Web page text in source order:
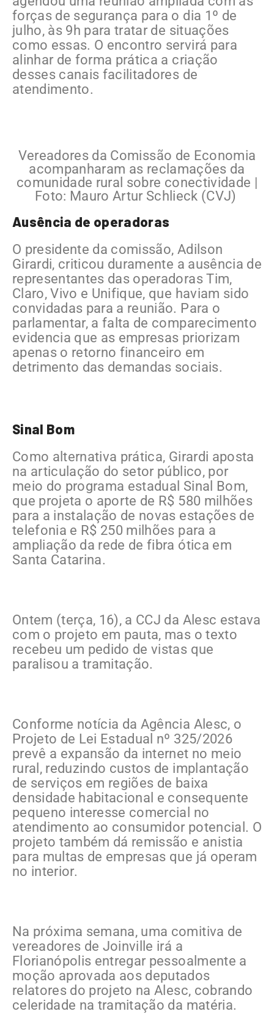
forças de segurança para o dia 1º de
julho, às 9h para tratar de situações
como essas. O encontro servirá para
alinhar de forma prática a criação
desses canais facilitadores de
atendimento.
Vereadores da Comissão de Economia
acompanharam as reclamações da
comunidade rural sobre conectividade |
Foto: Mauro Artur Schlieck (CVJ)
Ausência de operadoras
O presidente da comissão, Adilson
Girardi, criticou duramente a ausência de
representantes das operadoras Tim,
Claro, Vivo e Unifique, que haviam sido
convidadas para a reunião. Para o
parlamentar, a falta de comparecimento
evidencia que as empresas priorizam
apenas o retorno financeiro em
detrimento das demandas sociais.
Sinal Bom
Como alternativa prática, Girardi aposta
na articulação do setor público, por
meio do programa estadual Sinal Bom,
que projeta o aporte de R$ 580 milhões
para a instalação de novas estações de
telefonia e R$ 250 milhões para a
ampliação da rede de fibra ótica em
Santa Catarina.
Ontem (terça, 16), a CCJ da Alesc estava
com o projeto em pauta, mas o texto
recebeu um pedido de vistas que
paralisou a tramitação.
Conforme notícia da Agência Alesc, o
Projeto de Lei Estadual nº 325/2026
prevê a expansão da internet no meio
rural, reduzindo custos de implantação
de serviços em regiões de baixa
densidade habitacional e consequente
pequeno interesse comercial no
atendimento ao consumidor potencial. O
projeto também dá remissão e anistia
para multas de empresas que já operam
no interior.
Na próxima semana, uma comitiva de
vereadores de Joinville irá a
Florianópolis entregar pessoalmente a
moção aprovada aos deputados
relatores do projeto na Alesc, cobrando
celeridade na tramitação da matéria.